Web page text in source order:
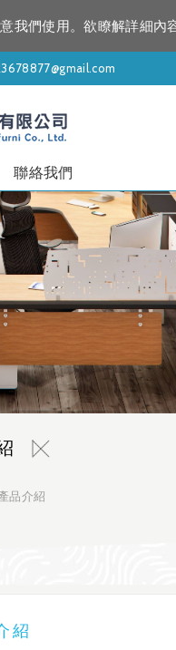
我們使用。欲瞭解詳細內
聯絡我們
品介紹
紹